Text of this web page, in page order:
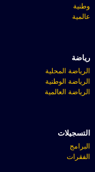
وطنية
عالمية
رياضة
الرياضة المحلية
الرياضة الوطنية
الرياضة العالمية
التسجيلات
البرامج
الفقرات